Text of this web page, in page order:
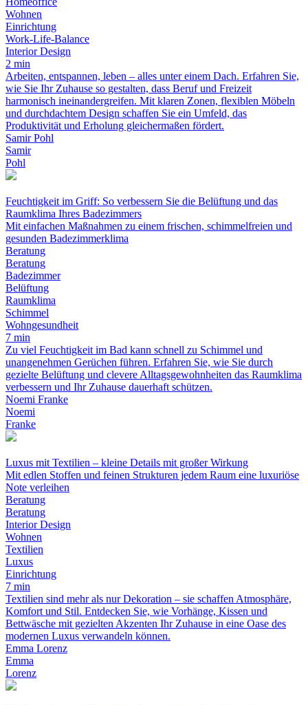
Wohnen
Einrichtung
Work-Life-Balance
Interior Design
2 min
Arbeiten, entspannen, leben – alles unter einem Dach. Erfahren Sie,
wie Sie Ihr Zuhause so gestalten, dass Beruf und Freizeit
harmonisch ineinandergreifen. Mit klaren Zonen, flexiblen Möbeln
und durchdachtem Design schaffen Sie ein Umfeld, das
Produktivität und Erholung gleichermaßen fördert.
Samir Pohl
Samir
Pohl
Feuchtigkeit im Griff: So verbessern Sie die Belüftung und das
Raumklima Ihres Badezimmers
Mit einfachen Maßnahmen zu einem frischen, schimmelfreien und
gesunden Badezimmerklima
Beratung
Beratung
Badezimmer
Belüftung
Raumklima
Schimmel
Wohngesundheit
7 min
Zu viel Feuchtigkeit im Bad kann schnell zu Schimmel und
unangenehmen Gerüchen führen. Erfahren Sie, wie Sie durch
gezielte Belüftung und clevere Alltagsgewohnheiten das Raumklima
verbessern und Ihr Zuhause dauerhaft schützen.
Noemi Franke
Noemi
Franke
Luxus mit Textilien – kleine Details mit großer Wirkung
Mit edlen Stoffen und feinen Strukturen jedem Raum eine luxuriöse
Note verleihen
Beratung
Beratung
Interior Design
Wohnen
Textilien
Luxus
Einrichtung
7 min
Textilien sind mehr als nur Dekoration – sie schaffen Atmosphäre,
Komfort und Stil. Entdecken Sie, wie Vorhänge, Kissen und
Bettwäsche mit gezielten Akzenten Ihr Zuhause in eine Oase des
modernen Luxus verwandeln können.
Emma Lorenz
Emma
Lorenz